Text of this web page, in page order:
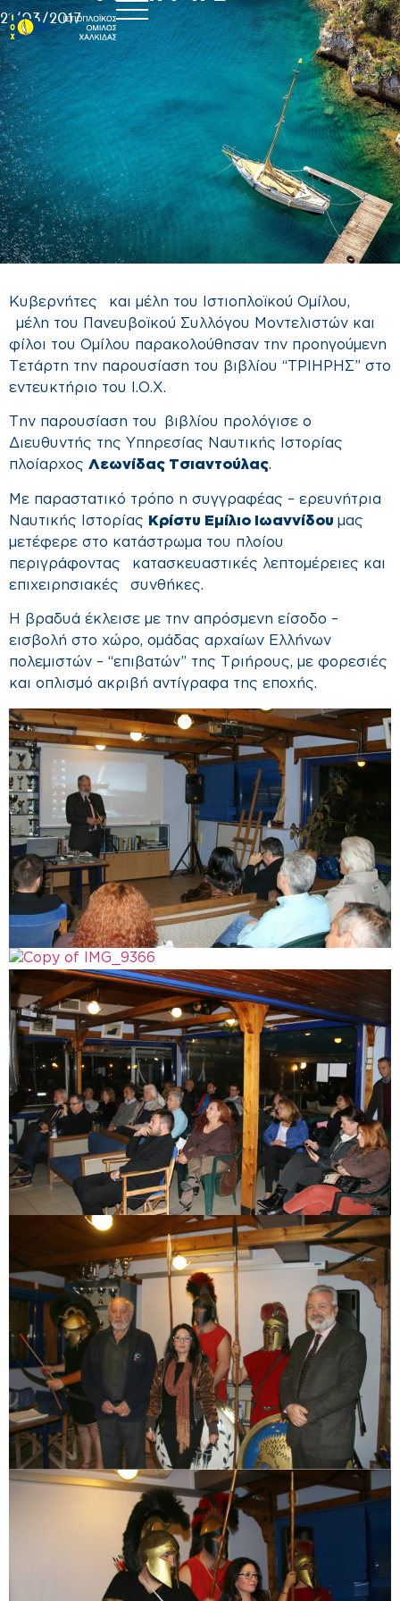
21/03/2017
Κυβερνήτες και μέλη του Ιστιοπλοϊκού Ομίλου,
μέλη του Πανευβοϊκού Συλλόγου Μοντελιστών και
φίλοι του Ομίλου παρακολούθησαν την προηγούμενη
Τετάρτη την παρουσίαση του βιβλίου “ΤΡΙΗΡΗΣ” στο
εντευκτήριο του Ι.Ο.Χ.
Την παρουσίαση του βιβλίου προλόγισε ο
Διευθυντής της Υπηρεσίας Ναυτικής Ιστορίας
πλοίαρχος Λεωνίδας Τσιαντούλας.
Με παραστατικό τρόπο η συγγραφέας – ερευνήτρια
Ναυτικής Ιστορίας
Κρίστυ Εμίλιο Ιωαννίδου μας
μετέφερε στο κατάστρωμα του πλοίου
περιγράφοντας κατασκευαστικές λεπτομέρειες και
επιχειρησιακές συνθήκες.
Η βραδυά έκλεισε με την απρόσμενη είσοδο –
εισβολή στο χώρο, ομάδας αρχαίων Ελλήνων
πολεμιστών – “επιβατών” της Τριήρους, με φορεσιές
και οπλισμό ακριβή αντίγραφα της εποχής.